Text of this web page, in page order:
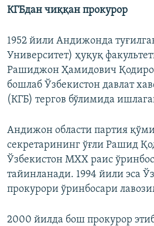
КГБдан чиққан прокурор
1952 йили Андижонда
Университет) ҳуқуқ
Рашиджон Ҳамидович
бошлаб Ўзбекистон давлат
(КГБ) тергов бўлимида
Андижон области партия
секретарининг ўғли Рашид
Ўзбекистон МХХ раис
тайинланади. 1994 йили эса
прокурори ўринбосари
2000 йилда бош прокурор